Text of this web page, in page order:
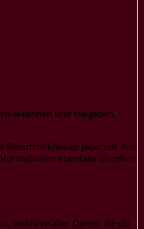
erkennen und freigeben,
Benutzer können jederzeit ihre
ebenfalls einsehen
inklusive aller Daten, die du